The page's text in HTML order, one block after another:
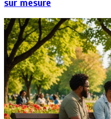
sur mesure